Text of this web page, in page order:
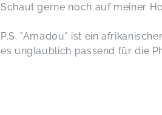
Schaut gerne noch auf meiner
P.S. "Amadou" ist ein
es unglaublich passend für die